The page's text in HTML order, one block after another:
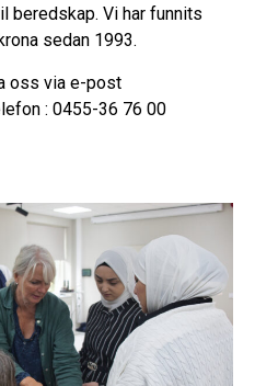
beredskap. Vi har funnits
sedan 1993.
oss via e-post
: 0455-36 76 00